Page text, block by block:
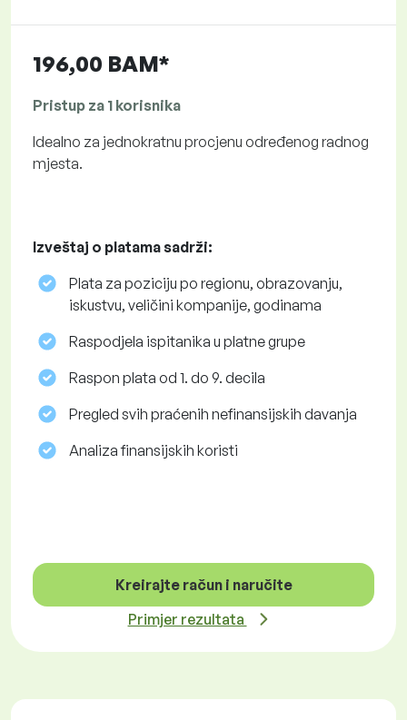
196,00 BAM*
Pristup za 1 korisnika
Idealno za jednokratnu procjenu određenog radnog
mjesta.
Izveštaj o platama sadrži:
Plata za poziciju po regionu, obrazovanju,
iskustvu, veličini kompanije, godinama
Raspodjela ispitanika u platne grupe
Raspon plata od 1. do 9. decila
Pregled svih praćenih nefinansijskih davanja
Analiza finansijskih koristi
Kreirajte račun i naručite
Primjer rezultata